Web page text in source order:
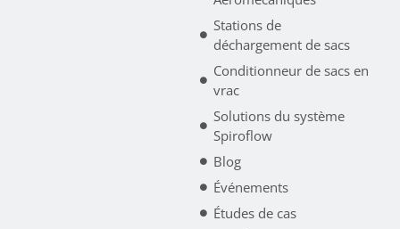
Stations de
déchargement de sacs
Conditionneur de sacs en
vrac
Solutions du système
Spiroflow
Blog
Événements
Études de cas